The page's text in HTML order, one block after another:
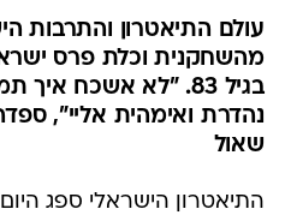
עולם התיאטרון והתרבות
מהשחקנית וכלת פרס
בגיל 83. "לא אשכח
נהדרת ואימהית אליי",
שאול
התיאטרון הישראלי ספג